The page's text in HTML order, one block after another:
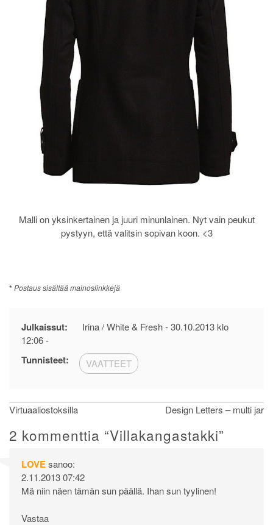
Malli on yksinkertainen ja juuri minunlainen. Nyt vain peukut
pystyyn, että valitsin sopivan koon. <3
*Postaus sisältää mainoslinkkejä
Julkaissut: Irina / White & Fresh -30.10.2013 klo
12:06-
Tunnisteet: VAATTEET
Artikkelien
selaus
Virtuaaliostoksilla Design Letters – multi jar
2 kommenttia “Villakangastakki”
LOVEsanoo:
2.11.2013 07:42
Mä niin näen tämän sun päällä. Ihan sun tyylinen!
Vastaa